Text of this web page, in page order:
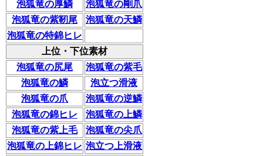
泡狐竜の厚鱗
泡狐竜の剛爪
泡狐竜の紫靭尾
泡狐竜の天鱗
泡狐竜の特錦ヒレ
上位・下位素材
泡狐竜の尻尾
泡狐竜の紫毛
泡狐竜の鱗
泡立つ滑液
泡狐竜の爪
泡狐竜の逆鱗
泡狐竜の錦ヒレ
泡狐竜の上鱗
泡狐竜の紫上毛
泡狐竜の尖爪
泡狐竜の上錦ヒレ 泡立つ上滑液